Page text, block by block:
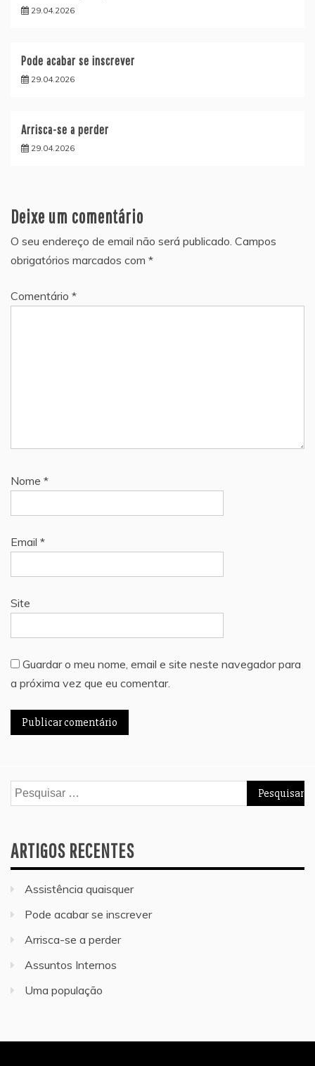
29.04.2026
Pode acabar se inscrever
29.04.2026
Arrisca-se a perder
29.04.2026
Deixe um comentário
O seu endereço de email não será publicado. Campos
obrigatórios marcados com *
Comentário *
Nome *
Email *
Site
Guardar o meu nome, email e site neste navegador para
a próxima vez que eu comentar.
Pesquisar
por:
ARTIGOS RECENTES
Assistência quaisquer
Pode acabar se inscrever
Arrisca-se a perder
Assuntos Internos
Uma população